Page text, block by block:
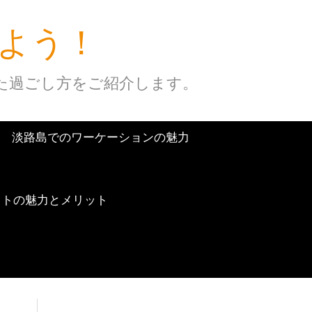
う！
ごし方をご紹介します。
淡路島でのワーケーションの魅力
の魅力とメリット